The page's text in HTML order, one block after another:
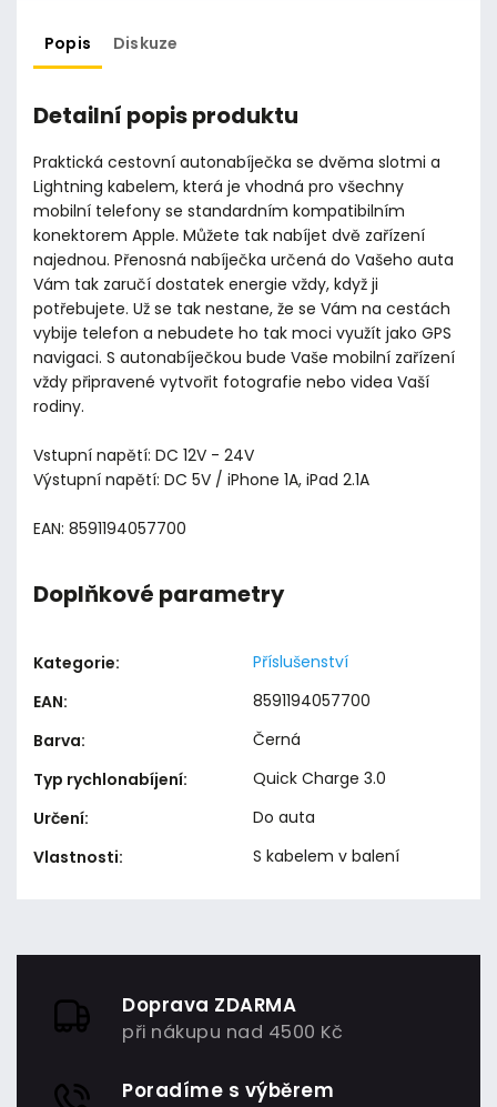
Popis Diskuze
Detailní popis produktu
Praktická cestovní autonabíječka se dvěma slotmi a
Lightning kabelem, která je vhodná pro všechny
mobilní telefony se standardním kompatibilním
konektorem Apple. Můžete tak nabíjet dvě zařízení
najednou. Přenosná nabíječka určená do Vašeho auta
Vám tak zaručí dostatek energie vždy, když ji
potřebujete. Už se tak nestane, že se Vám na cestách
vybije telefon a nebudete ho tak moci využít jako GPS
navigaci. S autonabíječkou bude Vaše mobilní zařízení
vždy připravené vytvořit fotografie nebo videa Vaší
rodiny.
Vstupní napětí: DC 12V - 24V
Výstupní napětí: DC 5V / iPhone 1A, iPad 2.1A
EAN: 8591194057700
Doplňkové parametry
Kategorie:
Příslušenství
EAN:
8591194057700
Barva:
Černá
Typ rychlonabíjení:
Quick Charge 3.0
Určení:
Do auta
Vlastnosti: S kabelem v balení
Doprava ZDARMA
při nákupu nad 4500 Kč
Poradíme s výběrem